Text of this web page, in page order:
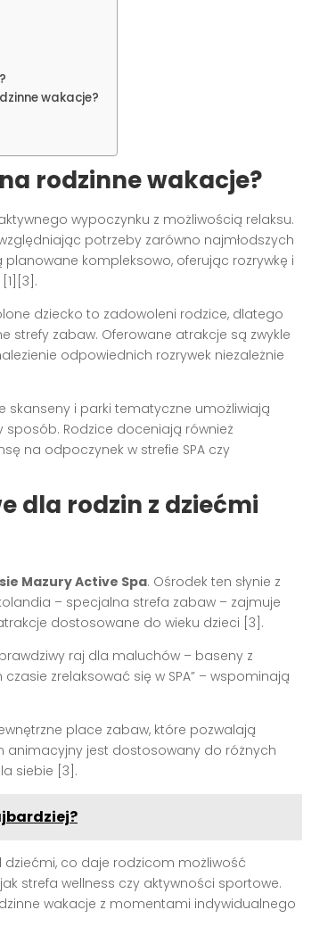
wakacje?
rodzinne wakacje?
wypoczynku z możliwością relaksu.
potrzeby zarówno najmłodszych
planowane kompleksowo, oferując rozrywkę i
dziecko to zadowoleni rodzice, dlatego
strefy zabaw. Oferowane atrakcje są zwykle
odpowiednich rozrywek niezależnie
skanseny i parki tematyczne umożliwiają
Rodzice doceniają również
na odpoczynek w strefie SPA czy
dla rodzin z dziećmi
Mazury Active Spa. Ośrodek ten słynie z
– specjalna strefa zabaw – zajmuje
dostosowane do wieku dzieci [3].
raj dla maluchów – baseny z
zrelaksować się w SPA” – wspominają
place zabaw, które pozwalają
animacyjny jest dostosowany do różnych
siebie [3].
dziećmi, co daje rodzicom możliwość
strefa wellness czy aktywności sportowe.
wakacje z momentami indywidualnego